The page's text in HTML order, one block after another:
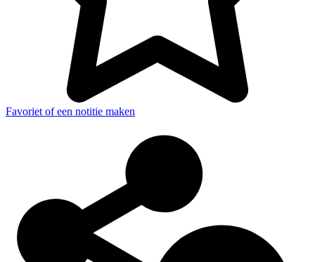
Favoriet of een notitie maken